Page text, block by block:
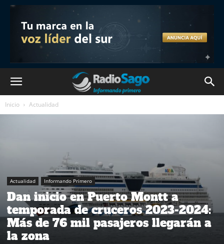
Inicio Actualidad
Actualidad Informando Primero
Dan inicio en Puerto Montt a
temporada de cruceros 2023-2024:
Más de 76 mil pasajeros llegarán a
la zona